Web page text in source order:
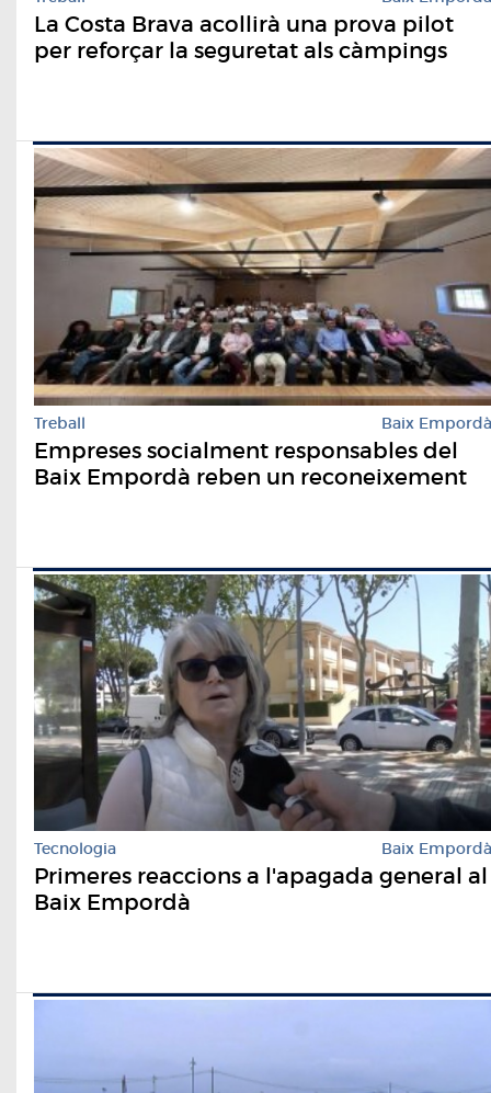
La Costa Brava acollirà una prova pilot
per reforçar la seguretat als càmpings
Treball Baix Empordà
Empreses socialment responsables del
Baix Empordà reben un reconeixement
Tecnologia Baix Empordà
Primeres reaccions a l'apagada general al
Baix Empordà